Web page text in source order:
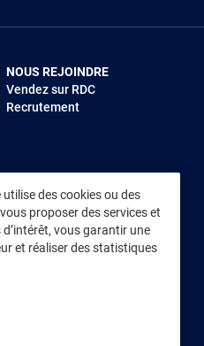
des cookies ou des
proposer des services et
vous garantir une
et réaliser des statistiques
NOUS REJOINDRE
Vendez sur RDC
Recrutement